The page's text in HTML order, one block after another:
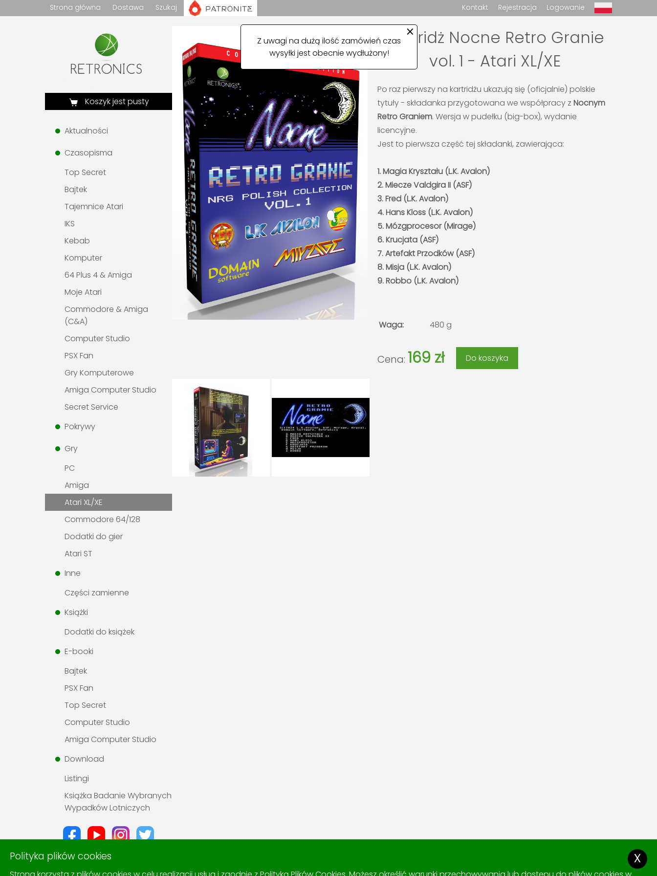
Z uwagi na dużą ilość zamówień czas
wysyłki jest obecnie wydłużony!
×
Strona główna Dostawa Logowanie
Rejestracja
Kontakt
Szukaj
Koszyk jest pusty
Aktualności
Czasopisma
Top Secret
Bajtek
Tajemnice Atari
IKS
Kebab
Komputer
64 Plus 4 & Amiga
Moje Atari
Commodore & Amiga
(C&A)
Computer Studio
PSX Fan
Gry Komputerowe
Amiga Computer Studio
Secret Service
Pokrywy
Gry
PC
Amiga
Atari XL/XE
Commodore 64/128
Dodatki do gier
Atari ST
Inne
Części zamienne
Książki
Dodatki do książek
E-booki
Bajtek
PSX Fan
Top Secret
Computer Studio
Amiga Computer Studio
Download
Listingi
Książka Badanie Wybranych
Wypadków Lotniczych
Kartridż Nocne Retro Granie
vol. 1 - Atari XL/XE
Po raz pierwszy na kartridżu ukazują się (oficjalnie) polskie
tytuły - składanka przygotowana we współpracy z Nocnym
Retro Graniem. Wersja w pudełku (big-box), wydanie
licencyjne.
Jest to pierwsza część tej składanki, zawierająca:
1. Magia Kryształu (L.K. Avalon)
2. Miecze Valdgira II (ASF)
3. Fred (L.K. Avalon)
4. Hans Kloss (L.K. Avalon)
5. Mózgprocesor (Mirage)
6. Krucjata (ASF)
7. Artefakt Przodków (ASF)
8. Misja (L.K. Avalon)
9. Robbo (L.K. Avalon)
Waga: 480 g
Cena: 169 zł Do koszyka
Polityka plików cookies x